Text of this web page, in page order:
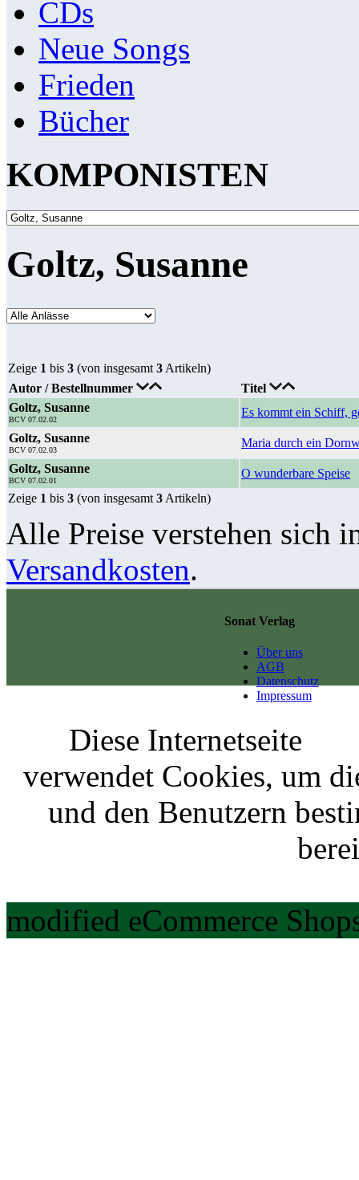
CDs
Neue Songs
Frieden
Bücher
KOMPONISTEN
Goltz, Susanne
Zeige 1 bis 3 (von insgesamt 3 Artikeln)
Autor / Bestellnummer
Titel
Goltz, Susanne
BCV 07.02.02
Es kommt ein Schiff,
Goltz, Susanne
BCV 07.02.03
Maria durch ein
Goltz, Susanne
BCV 07.02.01
O wunderbare Speise
Zeige 1 bis 3 (von insgesamt 3 Artikeln)
Alle Preise verstehen sich
Versandkosten.
Sonat Verlag
Über uns
AGB
Datenschutz
Impressum
Diese Internetseite
verwendet Cookies, um
und den Benutzern
modified eCommerce